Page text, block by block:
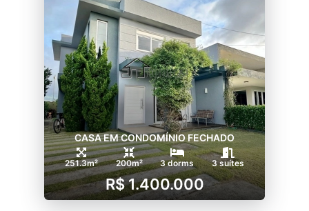
CASA EM CONDOMÍNIO FECHADO
251.3m² 200m² 3 dorms 3 suítes
R$ 1.400.000